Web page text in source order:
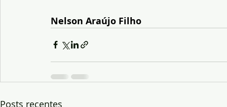
Nelson Araújo Filho
Posts recentes